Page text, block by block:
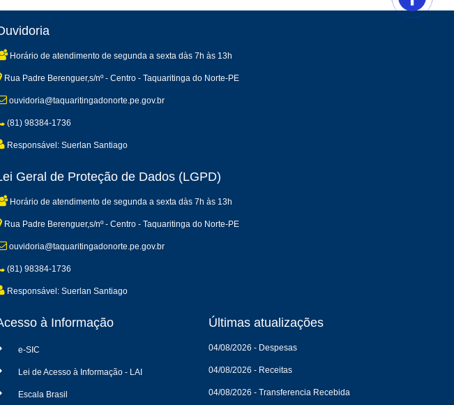
Horário de atendimento de segunda a sexta dàs 7h às 13h
Rua Padre Berenguer,s/nº - Centro - Taquaritinga do Norte-PE
ouvidoria@taquaritingadonorte.pe.gov.br
(81) 98384-1736
Responsável: Suerlan Santiago
Geral de Proteção de Dados (LGPD)
Horário de atendimento de segunda a sexta dàs 7h às 13h
Rua Padre Berenguer,s/nº - Centro - Taquaritinga do Norte-PE
ouvidoria@taquaritingadonorte.pe.gov.br
(81) 98384-1736
Responsável: Suerlan Santiago
à Informação
e-SIC
Lei de Acesso à Informação - LAI
Escala Brasil
Últimas atualizações
04/08/2026 - Despesas
04/08/2026 - Receitas
04/08/2026 - Transferencia Recebida